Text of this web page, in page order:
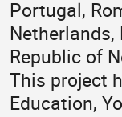
Portugal,
Netherlands,
Republic of
This project
Education,